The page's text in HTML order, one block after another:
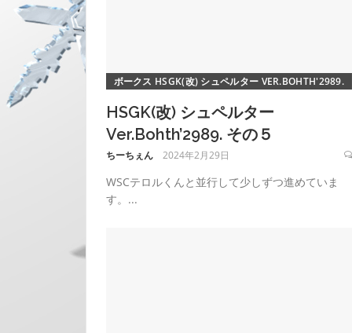
ボークス HSGK(改) シュペルター VER.BOHTH'2989.
HSGK(改) シュペルター
Ver.Bohth’2989. その５
ちーちぇん 2024年2月29日
WSCテロルくんと並行して少しずつ進めていま
す。...